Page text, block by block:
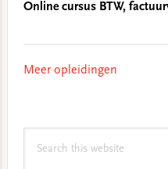
Online cursus BTW,
Meer opleidingen